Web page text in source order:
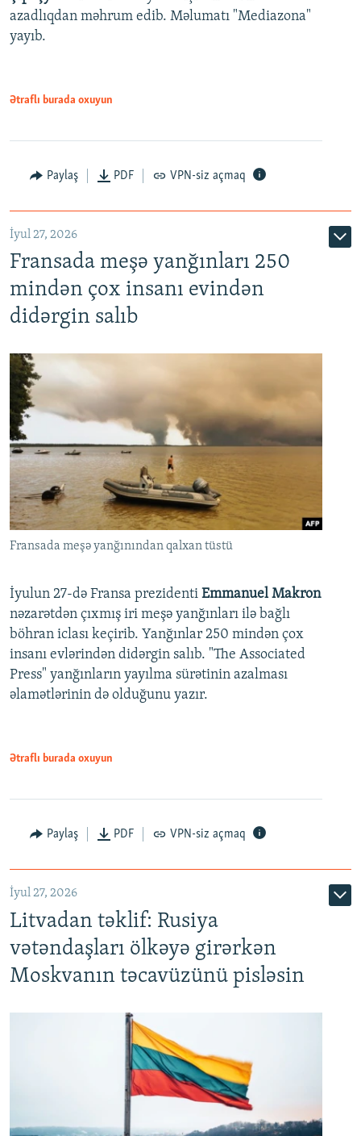
azadlıqdan məhrum edib. Məlumatı "Mediazona"
yayıb.
Ətraflı burada oxuyun
Paylaş PDF VPN-siz açmaq
İyul 27, 2026
Fransada meşə yanğınları 250
mindən çox insanı evindən
didərgin salıb
Fransada meşə yanğınından qalxan tüstü
İyulun 27-də Fransa prezidenti Emmanuel Makron
nəzarətdən çıxmış iri meşə yanğınları ilə bağlı
böhran iclası keçirib. Yanğınlar 250 mindən çox
insanı evlərindən didərgin salıb. "The Associated
Press" yanğınların yayılma sürətinin azalması
əlamətlərinin də olduğunu yazır.
Ətraflı burada oxuyun
Paylaş PDF VPN-siz açmaq
İyul 27, 2026
Litvadan təklif: Rusiya
vətəndaşları ölkəyə girərkən
Moskvanın təcavüzünü pisləsin